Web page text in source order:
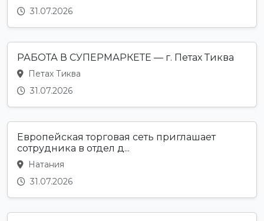
31.07.2026
РАБОТА В СУПЕРМАРКЕТЕ — г. Петах Тиква
Петах Тиква
31.07.2026
Европейская торговая сеть приглашает
сотрудника в отдел д...
Натания
31.07.2026